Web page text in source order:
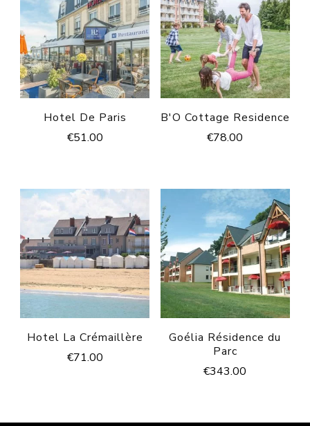
Hotel De Paris
€51.00
B'O Cottage Residence
€78.00
Hotel La Crémaillère
€71.00
Goélia Résidence du
Parc
€343.00